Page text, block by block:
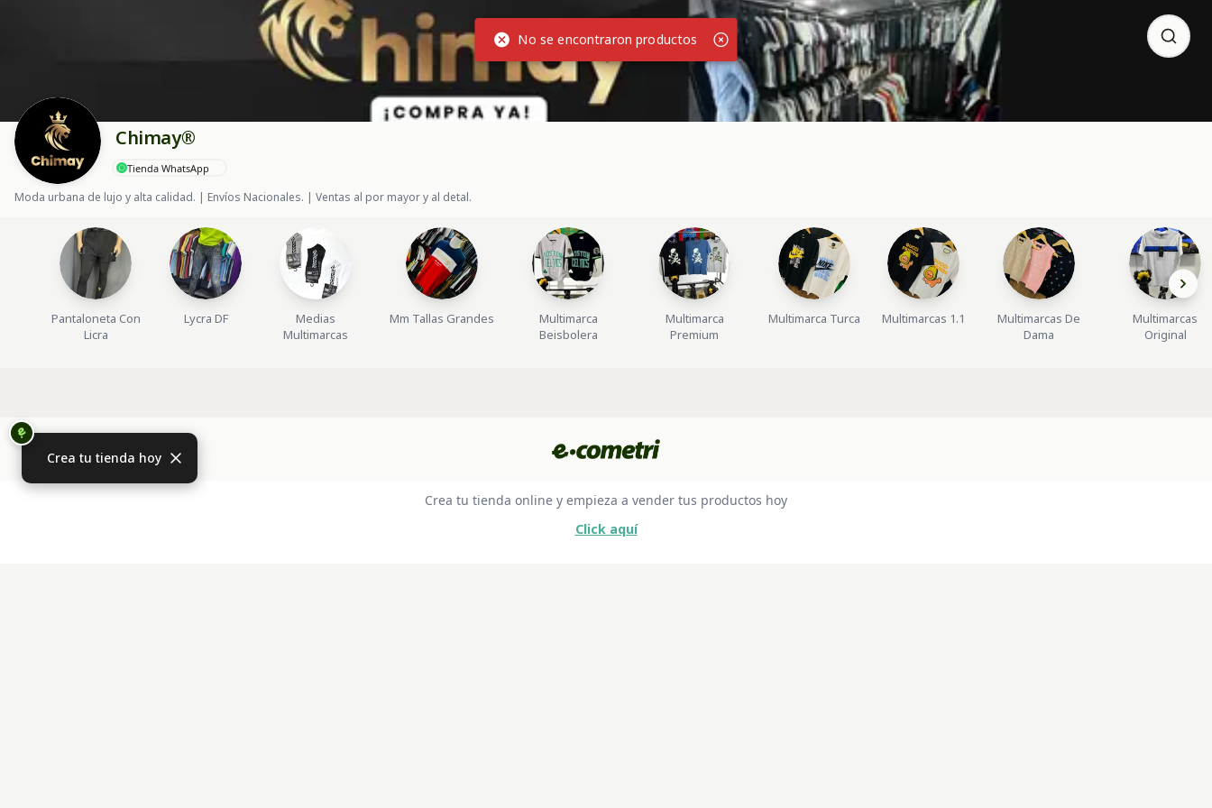
Chimay®
Tienda WhatsApp
Moda urbana de lujo y alta calidad. | Envíos Nacionales. | Ventas al por mayor y al detal.
Pantaloneta Con
Licra
Lycra DF
Medias
Multimarcas
Mm Tallas Grandes
Multimarca
Beisbolera
Multimarca
Premium
Multimarca Turca Multimarcas 1.1
Multimarcas De
Dama
Multimarcas
Original
Crea tu tienda online y empieza a vender tus productos hoy
Click aquí
Crea tu tienda hoy
No se encontraron productos